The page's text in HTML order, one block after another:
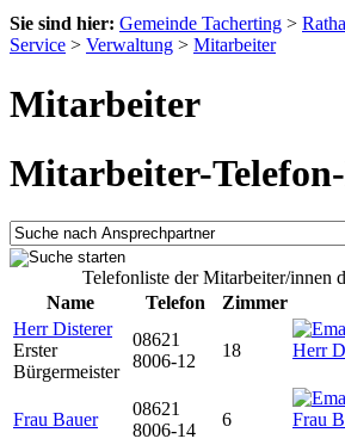
Sie sind hier: Gemeinde Tacherting >
Service > Verwaltung > Mitarbeiter
Mitarbeiter
Mitarbeiter-
Telefonliste der Mitarbeiter/innen
Name
Telefon Zimmer
Herr Disterer
Erster
Bürgermeister
08621
8006-12
18
Frau Bauer
08621
8006-14
6